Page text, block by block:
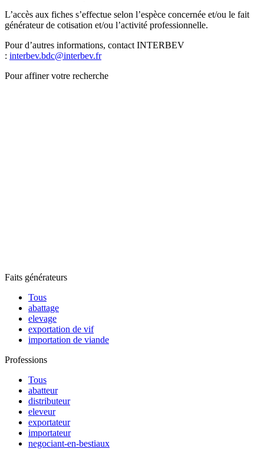
L’accès aux fiches s’effectue selon l’espèce concernée et/ou le fait
générateur de cotisation et/ou l’activité professionnelle.
Pour d’autres informations, contact INTERBEV
: interbev.bdc@interbev.fr
Pour affiner votre recherche
Faits générateurs
Tous
abattage
elevage
exportation de vif
importation de viande
Professions
Tous
abatteur
distributeur
eleveur
exportateur
importateur
negociant-en-bestiaux